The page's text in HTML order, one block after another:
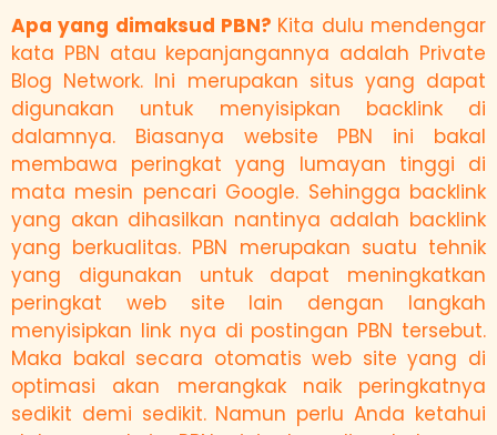
Apa yang dimaksud PBN? Kita dulu mendengar
kata PBN atau kepanjangannya adalah Private
Blog Network. Ini merupakan situs yang dapat
digunakan untuk menyisipkan backlink di
dalamnya. Biasanya website PBN ini bakal
membawa peringkat yang lumayan tinggi di
mata mesin pencari Google. Sehingga backlink
yang akan dihasilkan nantinya adalah backlink
yang berkualitas. PBN merupakan suatu tehnik
yang digunakan untuk dapat meningkatkan
peringkat web site lain dengan langkah
menyisipkan link nya di postingan PBN tersebut.
Maka bakal secara otomatis web site yang di
optimasi akan merangkak naik peringkatnya
sedikit demi sedikit. Namun perlu Anda ketahui